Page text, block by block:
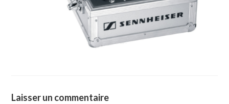
Laisser un commentaire